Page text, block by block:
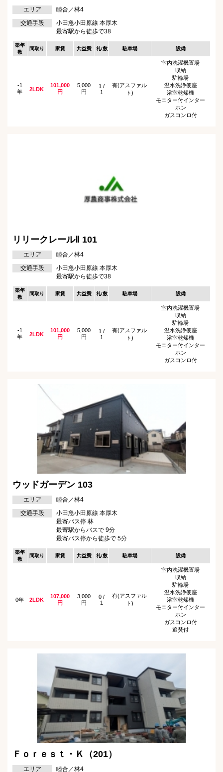
エリア
睦合／林4
交通手段
小田急小田原線 本厚木
最寄駅から徒歩で38
築年
数
間取り 家賃 共益費 礼/敷 駐車場 設備
-1
年
2LDK
101,000
円
5,000
円
1 /
1
有(アスファル
ト)
室内洗濯機置場
収納
駐輪場
温水洗浄便座
浴室乾燥機
モニター付インター
ホン
ガスコンロ付
リリークレールⅡ 101
エリア
睦合／林4
交通手段
小田急小田原線 本厚木
最寄駅から徒歩で38
築年
数
間取り 家賃 共益費 礼/敷 駐車場 設備
-1
年
2LDK
101,000
円
5,000
円
1 /
1
有(アスファル
ト)
室内洗濯機置場
収納
駐輪場
温水洗浄便座
浴室乾燥機
モニター付インター
ホン
ガスコンロ付
ウッドガーデン 103
エリア
睦合／林4
交通手段
小田急小田原線 本厚木
最寄バス停 林
最寄駅からバスで 9分
最寄バス停から徒歩で 5分
築年
数
間取り 家賃 共益費 礼/敷 駐車場 設備
0年 2LDK
107,000
円
3,000
円
0 /
1
有(アスファル
ト)
室内洗濯機置場
収納
駐輪場
温水洗浄便座
浴室乾燥機
モニター付インター
ホン
ガスコンロ付
追焚付
Ｆｏｒｅｓｔ・Ｋ（201）
エリア 睦合／林4